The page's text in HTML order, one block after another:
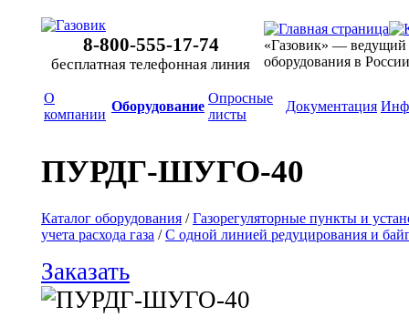
8-800-555-17-74
бесплатная телефонная линия
«Газовик» — ведущий
оборудования в России
О
компании
Оборудование
Опросные
листы
Документация
ПУРДГ-ШУГО-40
Каталог оборудования /Газорегуляторные пункты и
учета расхода газа /С одной линией редуцирования и
Заказать